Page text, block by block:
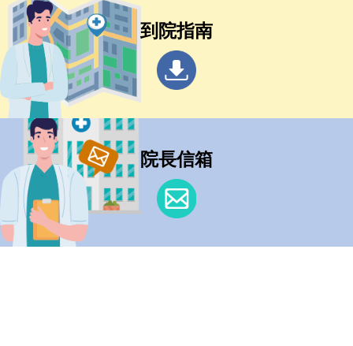
到院指南
院長信箱